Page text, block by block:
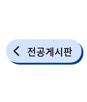
전공게시판